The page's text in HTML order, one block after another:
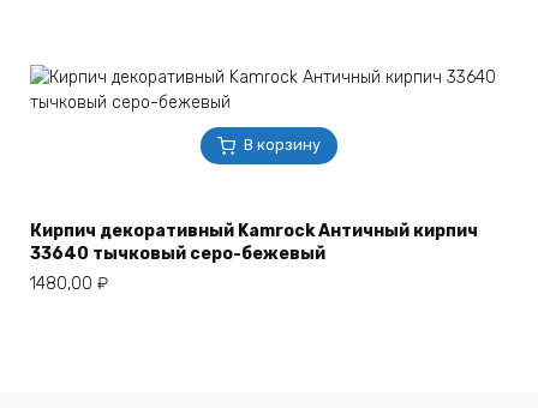
В корзину
Кирпич декоративный Kamrock Античный кирпич
33640 тычковый серо-бежевый
1480,00 ₽